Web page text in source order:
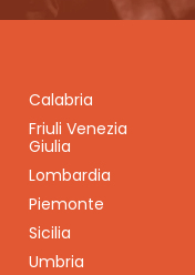
Calabria
Friuli Venezia
Giulia
Lombardia
Piemonte
Sicilia
Umbria